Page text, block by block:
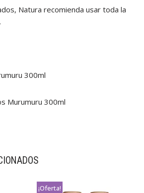
Natura recomienda usar toda la
300ml
Murumuru 300ml
¡Oferta!